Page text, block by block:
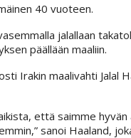
40 vuoteen.
jalallaan
päällään maaliin.
Irakin maalivahti Jalal
että saimme hyvän
sanoi Haaland,